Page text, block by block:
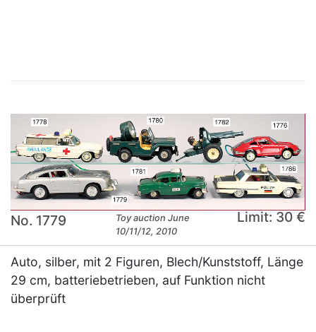
No. 1779
Toy auction June
10/11/12, 2010
Limit: 30 €
Auto, silber, mit 2 Figuren, Blech/Kunststoff, Länge
29 cm, batteriebetrieben, auf Funktion nicht
überprüft